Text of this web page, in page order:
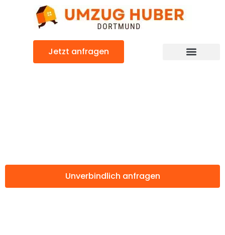
Jetzt anfragen
Unverbindlich anfragen